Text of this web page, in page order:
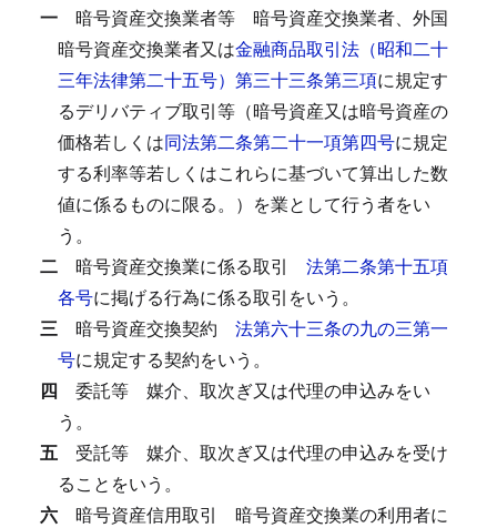
一 暗号資産交換業者等
暗号資産交換業者、外国
暗号資産交換業者又は金融商品取引法（昭和二十
三年法律第二十五号）第三十三条第三項に規定す
るデリバティブ取引等（暗号資産又は暗号資産の
価格若しくは同法第二条第二十一項第四号に規定
する利率等若しくはこれらに基づいて算出した数
値に係るものに限る。）を業として行う者をい
う。
二 暗号資産交換業に係る取引
法第二条第十五項
各号に掲げる行為に係る取引をいう。
三 暗号資産交換契約
法第六十三条の九の三第一
号に規定する契約をいう。
四 委託等
媒介、取次ぎ又は代理の申込みをい
う。
五 受託等
媒介、取次ぎ又は代理の申込みを受け
ることをいう。
六 暗号資産信用取引
暗号資産交換業の利用者に